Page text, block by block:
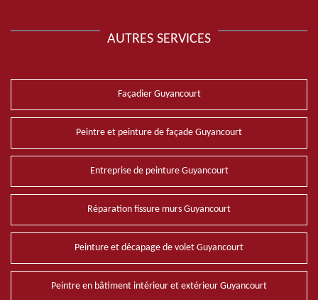
AUTRES SERVICES
Façadier Guyancourt
Peintre et peinture de façade Guyancourt
Entreprise de peinture Guyancourt
Réparation fissure murs Guyancourt
Peinture et décapage de volet Guyancourt
Peintre en bâtiment intérieur et extérieur Guyancourt